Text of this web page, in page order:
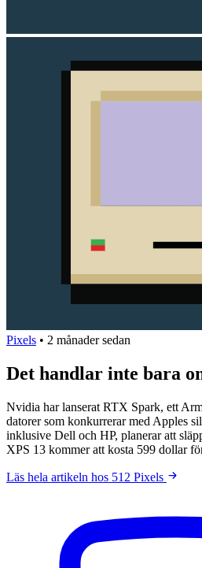
Pixels • 2 månader sedan
Det handlar inte bara
Nvidia har lanserat RTX Spark, ett
datorer som konkurrerar med Apples
inklusive Dell och HP, planerar att
XPS 13 kommer att kosta 599 dollar
Läs hela artikeln hos 512 Pixels